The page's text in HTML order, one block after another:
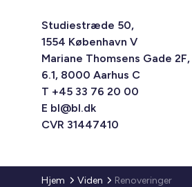
Studiestræde 50,
1554 København V
Mariane Thomsens Gade 2F,
6.1, 8000 Aarhus C
T +45 33 76 20 00
E bl@bl.dk
CVR 31447410
Hjem Viden Renoveringer